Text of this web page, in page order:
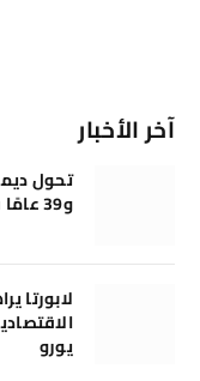
آخر الأخبار
و39 عامًا في برشلونة ومدريد وُلدوا خارج إسبانيا
لابورتا
يورو